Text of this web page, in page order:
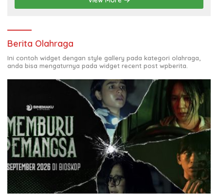
Berita Olahraga
Ini contoh widget dengan style gallery pada kategori olahraga,
anda bisa mengaturnya pada widget recent post wpberita.